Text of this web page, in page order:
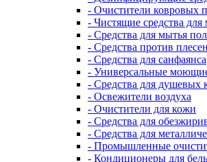
- Очистители ковровых
- Чистящие средства для
- Средства для мытья
- Средства против
- Средства для санфаянса
- Универсальные
- Средства для душевых
- Освежители воздуха
- Очистители для кожи
- Средства для
- Средства для
- Промышленные
- Кондиционеры для